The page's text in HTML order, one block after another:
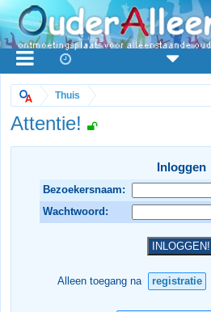
Thuis
Attentie!
Inloggen
Bezoekersnaam:
Wachtwoord:
Alleen toegang na registratie